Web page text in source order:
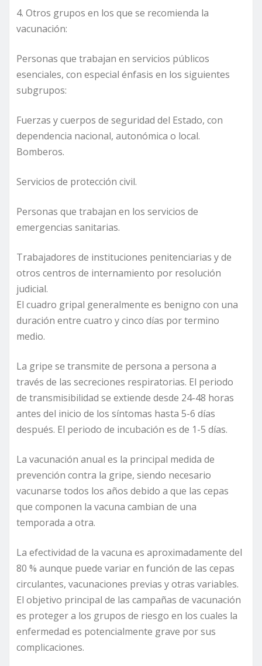
4. Otros grupos en los que se recomienda la
vacunación:
Personas que trabajan en servicios públicos
esenciales, con especial énfasis en los siguientes
subgrupos:
Fuerzas y cuerpos de seguridad del Estado, con
dependencia nacional, autonómica o local.
Bomberos.
Servicios de protección civil.
Personas que trabajan en los servicios de
emergencias sanitarias.
Trabajadores de instituciones penitenciarias y de
otros centros de internamiento por resolución
judicial.
El cuadro gripal generalmente es benigno con una
duración entre cuatro y cinco días por termino
medio.
La gripe se transmite de persona a persona a
través de las secreciones respiratorias. El periodo
de transmisibilidad se extiende desde 24-48 horas
antes del inicio de los síntomas hasta 5-6 días
después. El periodo de incubación es de 1-5 días.
La vacunación anual es la principal medida de
prevención contra la gripe, siendo necesario
vacunarse todos los años debido a que las cepas
que componen la vacuna cambian de una
temporada a otra.
La efectividad de la vacuna es aproximadamente del
80 % aunque puede variar en función de las cepas
circulantes, vacunaciones previas y otras variables.
El objetivo principal de las campañas de vacunación
es proteger a los grupos de riesgo en los cuales la
enfermedad es potencialmente grave por sus
complicaciones.